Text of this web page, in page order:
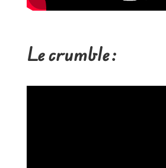
Le crumble :